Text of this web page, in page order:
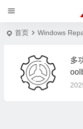
首页 Windows
多